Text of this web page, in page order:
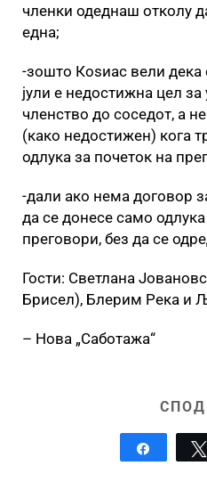
членки одеднаш отколу
една;
-зошто Коѕиас вели
јули е недостижна цел
членство до соседот, а
(како недостижен) кога
одлука за почеток на
-дали ако нема договор
да се донесе само
преговори, без да се
Гости: Светлана
Брисел), Блерим Река и
– Нова „Саботажа“